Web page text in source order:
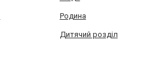
Родина
Дитячий розділ